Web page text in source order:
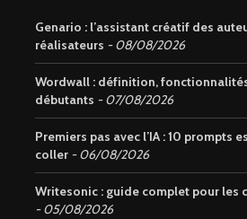
Genario : l’assistant créatif des
réalisateurs
08/08/2026
Wordwall : définition,
débutants
07/08/2026
Premiers pas avec l’IA : 10 prompts
coller
06/08/2026
Writesonic : guide complet pour les
05/08/2026